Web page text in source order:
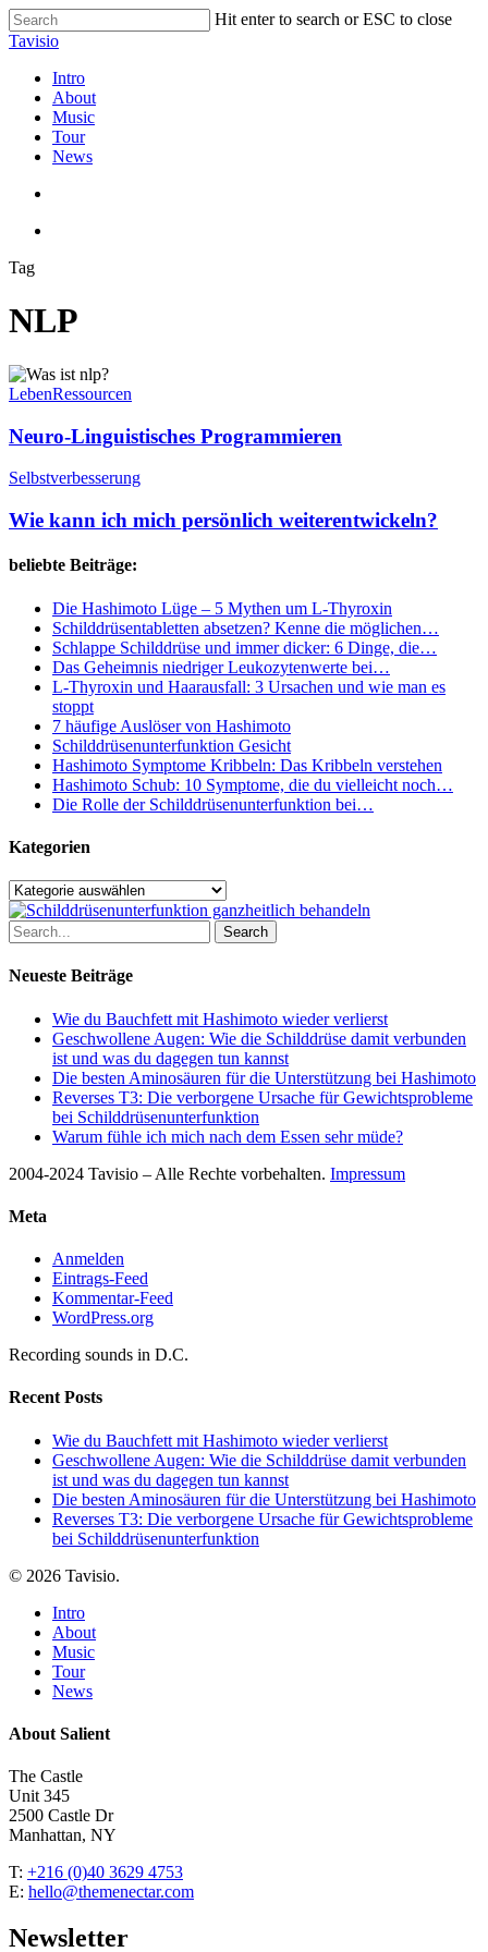
Skip
to
content
Hit enter to search or ESC to close
Close
Tavisio
search
Menu
Intro
About
Music
Tour
News
Tag
NLP
Neuro-
Linguistisches
LebenRessourcen
Neuro-Linguistisches Programmieren
Wie
ich
mich
persönlich
weiterentwickeln?
Selbstverbesserung
Wie kann ich mich persönlich weiterentwickeln?
beliebte Beiträge:
Die Hashimoto Lüge – 5 Mythen um L-Thyroxin
Schilddrüsentabletten absetzen? Kenne die möglichen…
Schlappe Schilddrüse und immer dicker: 6 Dinge, die…
Das Geheimnis niedriger Leukozytenwerte bei…
L-Thyroxin und Haarausfall: 3 Ursachen und wie man es
stoppt
7 häufige Auslöser von Hashimoto
Schilddrüsenunterfunktion Gesicht
Hashimoto Symptome Kribbeln: Das Kribbeln verstehen
Hashimoto Schub: 10 Symptome, die du vielleicht noch…
Die Rolle der Schilddrüsenunterfunktion bei…
Kategorien
Kategorien
Search
Neueste Beiträge
Wie du Bauchfett mit Hashimoto wieder verlierst
Geschwollene Augen: Wie die Schilddrüse damit verbunden
ist und was du dagegen tun kannst
Die besten Aminosäuren für die Unterstützung bei Hashimoto
Reverses T3: Die verborgene Ursache für Gewichtsprobleme
bei Schilddrüsenunterfunktion
Warum fühle ich mich nach dem Essen sehr müde?
2004-2024 Tavisio – Alle Rechte vorbehalten. Impressum
Meta
Anmelden
Eintrags-Feed
Kommentar-Feed
WordPress.org
Recording sounds in D.C.
Recent Posts
Wie du Bauchfett mit Hashimoto wieder verlierst
Geschwollene Augen: Wie die Schilddrüse damit verbunden
ist und was du dagegen tun kannst
Die besten Aminosäuren für die Unterstützung bei Hashimoto
Reverses T3: Die verborgene Ursache für Gewichtsprobleme
bei Schilddrüsenunterfunktion
© 2026 Tavisio.
Close
Menu
Intro
About
Music
Tour
News
About Salient
The Castle
Unit 345
2500 Castle Dr
Manhattan, NY
T: +216 (0)40 3629 4753
E: hello@themenectar.com
Newsletter